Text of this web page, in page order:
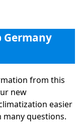
Aid
piyasasına
birçok
kolayca ve
Germany
from this
new
easier
questions.